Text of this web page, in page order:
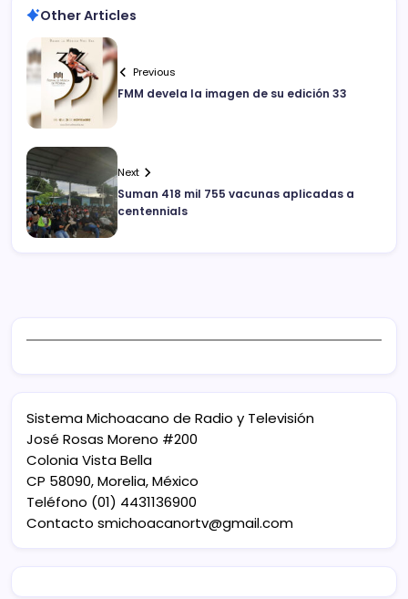
Other Articles
Previous
FMM devela la imagen de su edición 33
Next
Suman 418 mil 755 vacunas aplicadas a
centennials
Sistema Michoacano de Radio y Televisión
José Rosas Moreno #200
Colonia Vista Bella
CP 58090, Morelia, México
Teléfono (01) 4431136900
Contacto smichoacanortv@gmail.com